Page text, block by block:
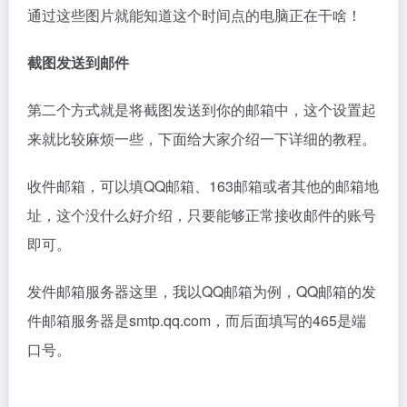
址，这个没什么好介绍，只要能够正常接收邮件的账号
即可。
发件邮箱服务器这里，我以QQ邮箱为例，QQ邮箱的发
件邮箱服务器是smtp.qq.com，而后面填写的465是端
口号。